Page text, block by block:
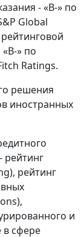
- «В-» по
Global
» по
Ratings.
решения
иностранных
рейтинг
рейтинг
и
в сфере